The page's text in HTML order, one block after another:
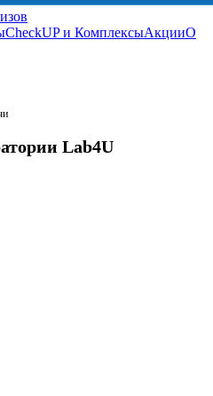
CheckUP и КомплексыАкцииО
Lab4U